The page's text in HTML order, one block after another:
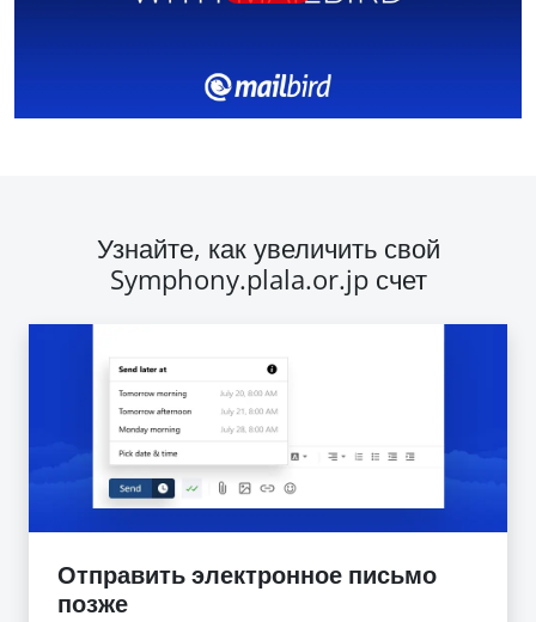
Узнайте, как увеличить свой
Symphony.plala.or.jp счет
Отправить электронное письмо
позже